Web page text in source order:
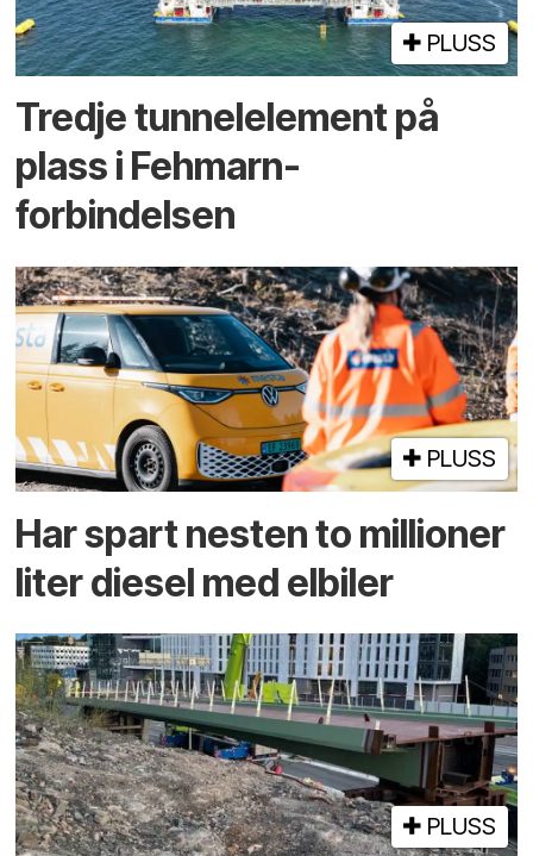
PLUSS
Tredje tunnel­element på
plass i Fehmarn-
forbindelsen
PLUSS
Har spart nesten to millioner
liter diesel med elbiler
PLUSS